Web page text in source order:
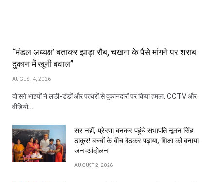
“मंडल अध्यक्ष’ बताकर झाड़ा रौब, चखना के पैसे मांगने पर शराब
दुकान में खूनी बवाल”
AUGUST 4, 2026
दो सगे भाइयों ने लाठी-डंडों और पत्थरों से दुकानदारों पर किया हमला, CCTV और
वीडियो…
सर नहीं, प्रेरणा बनकर पहुंचे सभापति नूतन सिंह
ठाकुर! बच्चों के बीच बैठकर पढ़ाया, शिक्षा को बनाया
जन-आंदोलन
AUGUST 2, 2026